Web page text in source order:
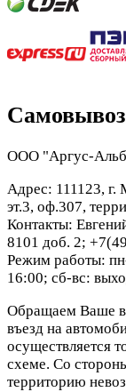
Самовывоз
ООО "Аргус-
Адрес: 111123, г.
эт.3, оф.307,
Контакты:
8101 доб. 2;
Режим работы:
16:00; сб-вс:
Обращаем Ваше
въезд на
осуществляется
схеме. Со
территорию